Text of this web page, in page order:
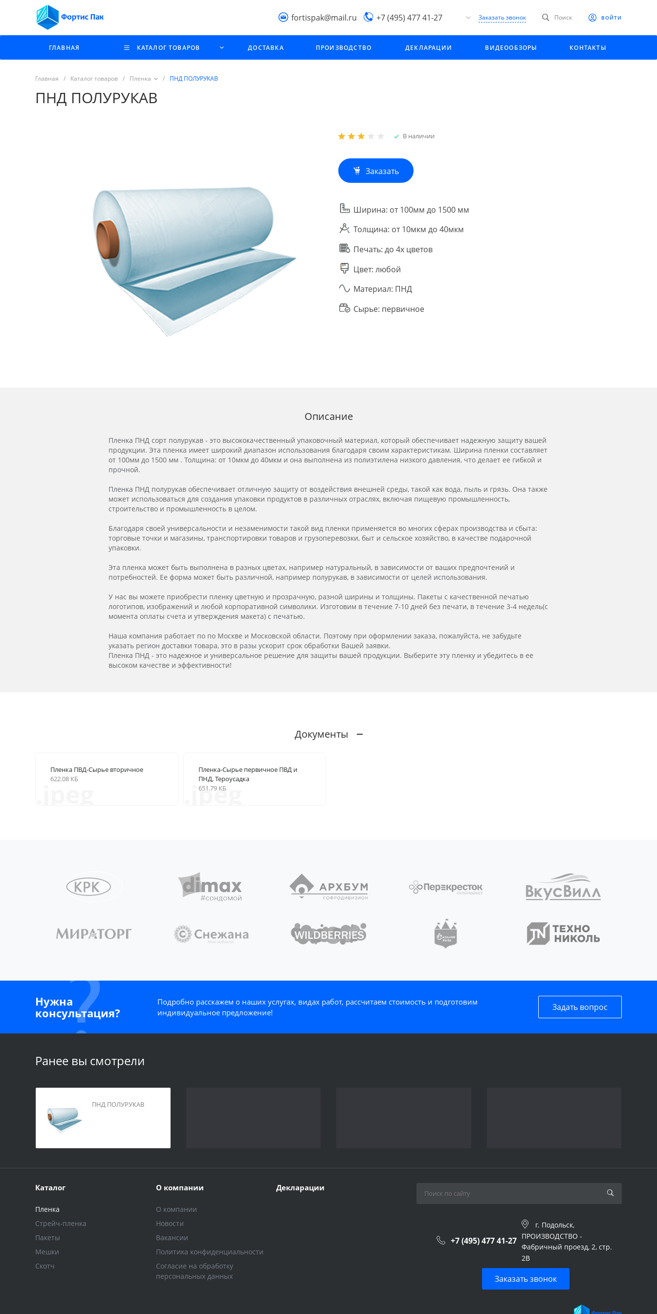
fortispak@mail.ru +7 (495) 477 41-27
Производственная
компания "Фортис Пак"
МО, г. Подольск,
Заказать звонок Поиск ВОЙТИ
ГЛАВНАЯ КАТАЛОГ ТОВАРОВ ДОСТАВКА ПРОИЗВОДСТВО ДЕКЛАРАЦИИ ВИДЕООБЗОРЫ КОНТАКТЫ
Главная / Каталог товаров / Пленка / ПНД ПОЛУРУКАВ
ПНД ПОЛУРУКАВ
В наличии
Заказать
Ширина: от 100мм до 1500 мм
Толщина: от 10мкм до 40мкм
Печать: до 4х цветов
Цвет: любой
Материал: ПНД
Сырье: первичное
Описание
Пленка ПНД сорт полурукав - это высококачественный упаковочный материал, который обеспечивает надежную защиту вашей
продукции. Эта пленка имеет широкий диапазон использования благодаря своим характеристикам. Ширина пленки составляет
от 100мм до 1500 мм . Толщина: от 10мкм до 40мкм и она выполнена из полиэтилена низкого давления, что делает ее гибкой и
прочной.
Пленка ПНД полурукав обеспечивает отличную защиту от воздействия внешней среды, такой как вода, пыль и грязь. Она также
может использоваться для создания упаковки продуктов в различных отраслях, включая пищевую промышленность,
строительство и промышленность в целом.
Благодаря своей универсальности и незаменимости такой вид пленки применяется во многих сферах производства и сбыта:
торговые точки и магазины, транспортировки товаров и грузоперевозки, быт и сельское хозяйство, в качестве подарочной
упаковки.
Эта пленка может быть выполнена в разных цветах, например натуральный, в зависимости от ваших предпочтений и
потребностей. Ее форма может быть различной, например полурукав, в зависимости от целей использования.
У нас вы можете приобрести пленку цветную и прозрачную, разной ширины и толщины. Пакеты с качественной печатью
логотипов, изображений и любой корпоративной символики. Изготовим в течение 7-10 дней без печати, в течение 3-4 недель(с
момента оплаты счета и утверждения макета) с печатью.
Наша компания работает по по Москве и Московской области. Поэтому при оформлении заказа, пожалуйста, не забудьте
указать регион доставки товара, это в разы ускорит срок обработки Вашей заявки.
Пленка ПНД - это надежное и универсальное решение для защиты вашей продукции. Выберите эту пленку и убедитесь в ее
высоком качестве и эффективности!
Документы
Пленка ПВД-Сырье вторичное
622.08 КБ
Пленка-Сырье первичное ПВД и
ПНД, Тероусадка
651.79 КБ
.jpeg
Нужна
консультация?
Подробно расскажем о наших услугах, видах работ, рассчитаем стоимость и подготовим
индивидуальное предложение!
Задать вопрос
Ранее вы смотрели
ПНД ПОЛУРУКАВ
Каталог
Пленка
Стрейч-пленка
Пакеты
Мешки
Скотч
О компании
О компании
Новости
Вакансии
Политика конфиденциальности
Согласие на обработку
персональных данных
Декларации
+7 (495) 477 41-27
г. Подольск,
ПРОИЗВОДСТВО -
Фабричный проезд, 2, стр.
2В
Заказать звонок